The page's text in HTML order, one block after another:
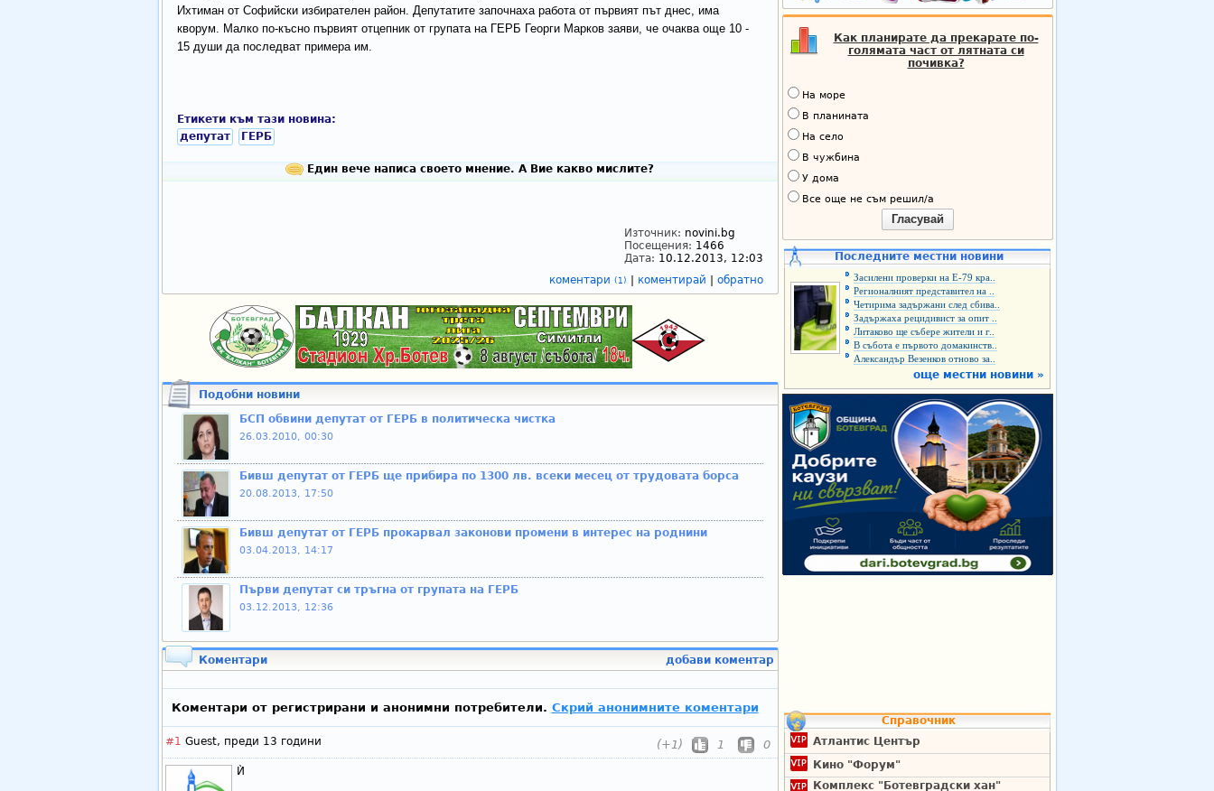
Ихтиман от Софийски избирателен район. Депутатите започнаха работа от първият път днес, има
кворум. Малко по-късно първият отцепник от групата на ГЕРБ Георги Марков заяви, че очаква още 10 -
15 души да последват примера им.
Етикети към тази новина:
депутат
ГЕРБ
Един вече написа своето мнение. А Вие какво мислите?
Източник: novini.bg
Посещения: 1466
Дата: 10.12.2013, 12:03
коментари (1) коментирай обратно
Подобни новини
БСП обвини депутат от ГЕРБ в политическа чистка
26.03.2010, 00:30
Бивш депутат от ГЕРБ ще прибира по 1300 лв. всеки месец от трудовата борса
20.08.2013, 17:50
Бивш депутат от ГЕРБ прокарвал законови промени в интерес на роднини
03.04.2013, 14:17
Първи депутат си тръгна от групата на ГЕРБ
03.12.2013, 12:36
Коментари добави коментар
Коментари от регистрирани и анонимни потребители. Скрий анонимните коментари
#1 Guest, преди 13 години (+1) 1 0
Ѝ
Как планирате да прекарате по-
голямата част от лятната си
почивка?
На море
В планината
На село
В чужбина
У дома
Все още не съм решил/а
Гласувай
Последните местни новини
Засилени проверки на Е-79 кра..
Регионалният представител на ..
Четирима задържани след сбива..
Задържаха рецидивист за опит ..
Литаково ще събере жители и г..
В събота е първото домакинств..
Александър Везенков отново за..
още местни новини »
Справочник
Атлантис Център
Кино "Форум"
Комплекс "Ботевградски хан"